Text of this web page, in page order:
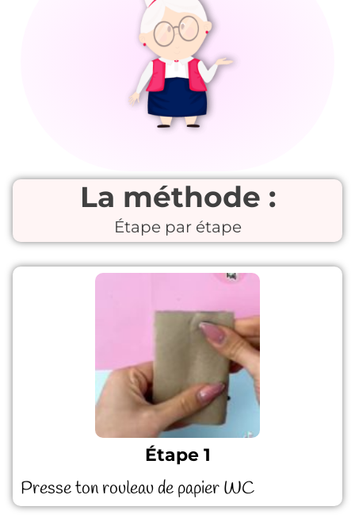
La méthode :
Étape par étape
Étape 1
Presse ton rouleau de papier WC